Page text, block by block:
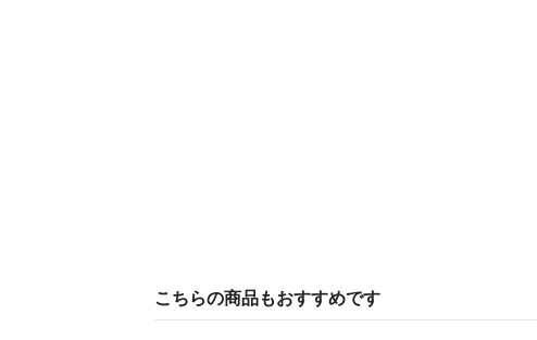
こちらの商品もおすすめです